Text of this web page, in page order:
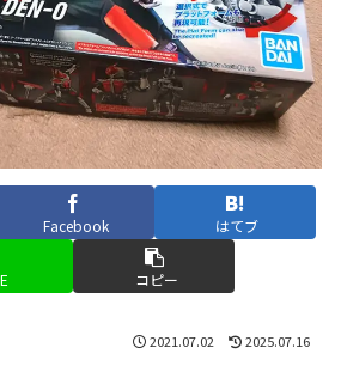
Facebook はてブ
コピー
2021.07.02 2025.07.16